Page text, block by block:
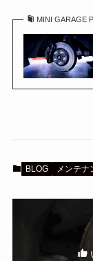
MINI GARAGE
BLOG メンテナ